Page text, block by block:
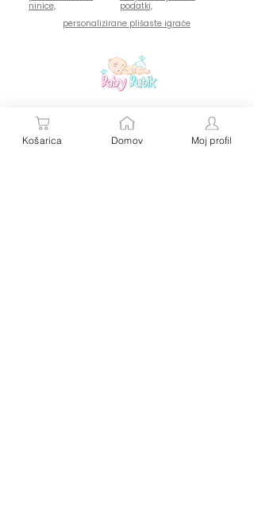
ninice,
podatki,
personalizirane plišaste igrače
Personalizirana darila za dojenčke in malčke – z
imenom, toplino in ljubeznijo.
Vsak izdelek je unikat, popolno darilo za rojstvo, krst
Košarica Domov Moj profil